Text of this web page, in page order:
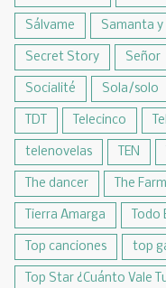
Sálvame Samanta y
Secret Story Señor
Socialité Sola/solo
TDT Telecinco
telenovelas TEN
The dancer The Farm
Tierra Amarga Todo
Top canciones top
Top Star ¿Cuánto Vale